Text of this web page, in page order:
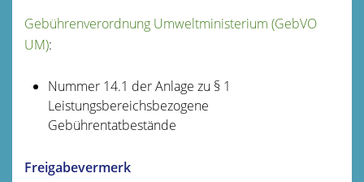
Gebührenverordnung Umweltministerium (GebVO
UM):
Nummer 14.1 der Anlage zu § 1
Leistungsbereichsbezogene
Gebührentatbestände
Freigabevermerk